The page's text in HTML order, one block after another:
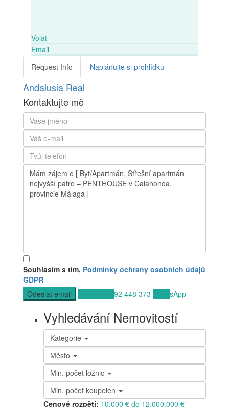
Volat
Email
Request Info
Naplánujte si prohlídku
Andalusia Real
Kontaktujte mě
Souhlasím s tím, Podmínky ochrany osobních údajů
GDPR
+34 692 448 373 WhatsApp
Vyhledávání Nemovitostí
Kategorie
Město
Min. počet ložnic
Min. počet koupelen
Cenové rozpětí: 10.000 € do 12.000.000 €